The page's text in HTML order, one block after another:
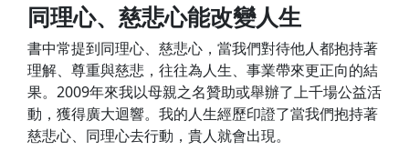
同理心、慈悲心能改變人生
書中常提到同理心、慈悲心，當我們對待他人都抱持著
理解、尊重與慈悲，往往為人生、事業帶來更正向的結
果。2009年來我以母親之名贊助或舉辦了上千場公益活
動，獲得廣大迴響。我的人生經歷印證了當我們抱持著
慈悲心、同理心去行動，貴人就會出現。